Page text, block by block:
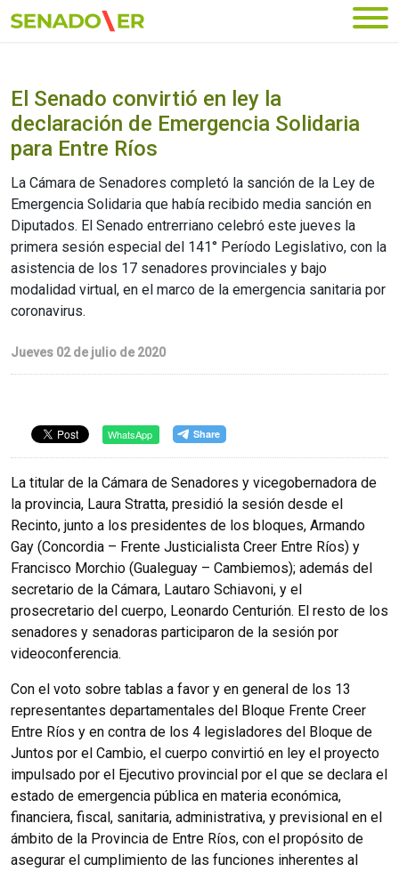
Ir al menú principal
El Senado convirtió en ley la
declaración de Emergencia Solidaria
para Entre Ríos
La Cámara de Senadores completó la sanción de la Ley de
Emergencia Solidaria que había recibido media sanción en
Diputados. El Senado entrerriano celebró este jueves la
primera sesión especial del 141° Período Legislativo, con la
asistencia de los 17 senadores provinciales y bajo
modalidad virtual, en el marco de la emergencia sanitaria por
coronavirus.
Jueves 02 de julio de 2020
WhatsApp
La titular de la Cámara de Senadores y vicegobernadora de
la provincia, Laura Stratta, presidió la sesión desde el
Recinto, junto a los presidentes de los bloques, Armando
Gay (Concordia – Frente Justicialista Creer Entre Ríos) y
Francisco Morchio (Gualeguay – Cambiemos); además del
secretario de la Cámara, Lautaro Schiavoni, y el
prosecretario del cuerpo, Leonardo Centurión. El resto de los
senadores y senadoras participaron de la sesión por
videoconferencia.
Con el voto sobre tablas a favor y en general de los 13
representantes departamentales del Bloque Frente Creer
Entre Ríos y en contra de los 4 legisladores del Bloque de
Juntos por el Cambio, el cuerpo convirtió en ley el proyecto
impulsado por el Ejecutivo provincial por el que se declara el
estado de emergencia pública en materia económica,
financiera, fiscal, sanitaria, administrativa, y previsional en el
ámbito de la Provincia de Entre Ríos, con el propósito de
asegurar el cumplimiento de las funciones inherentes al